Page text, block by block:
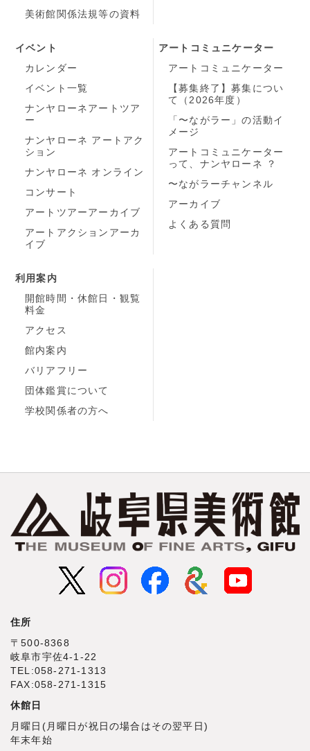
美術館関係法規等の資料
イベント
カレンダー
イベント一覧
ナンヤローネアートツア
ー
ナンヤローネ アートアク
ション
ナンヤローネ オンライン
コンサート
アートツアーアーカイブ
アートアクションアーカ
イブ
アートコミュニケーター
アートコミュニケーター
【募集終了】募集につい
て（2026年度）
「〜ながラー」の活動イ
メージ
アートコミュニケーター
って、ナンヤローネ ？
〜ながラーチャンネル
アーカイブ
よくある質問
利用案内
開館時間・休館日・観覧
料金
アクセス
館内案内
バリアフリー
団体鑑賞について
学校関係者の方へ
住所
〒500‐8368
岐阜市宇佐4‐1‐22
TEL:058-271-1313
FAX:058-271-1315
休館日
月曜日(月曜日が祝日の場合はその翌平日)
年末年始